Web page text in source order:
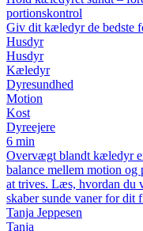
portionskontrol
Giv dit kæledyr de bedste
Husdyr
Husdyr
Kæledyr
Dyresundhed
Motion
Kost
Dyreejere
6 min
Overvægt blandt kæledyr
balance mellem motion
at trives. Læs, hvordan du
skaber sunde vaner for dit
Tanja Jeppesen
Tanja